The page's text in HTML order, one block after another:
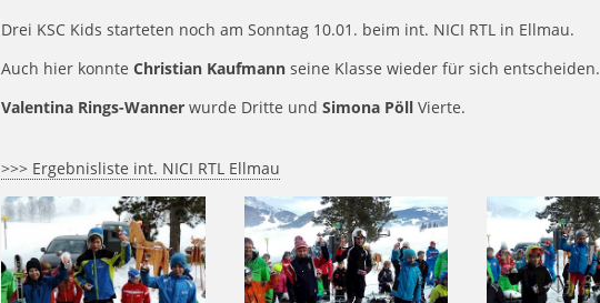
Drei KSC Kids starteten noch am Sonntag 10.01. beim int. NICI RTL in Ellmau.
Auch hier konnteChristian Kaufmann seine Klasse wieder für sich entscheiden.
Valentina Rings-Wanner wurde Dritte undSimona PöllVierte.
>>> Ergebnisliste int. NICI RTL Ellmau